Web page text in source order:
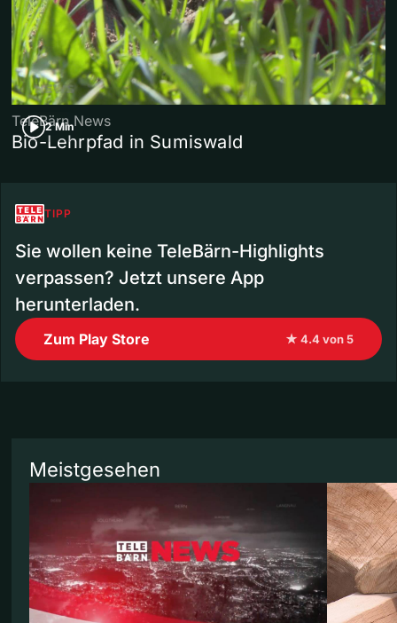
2 Min
TeleBärn News
Bio-Lehrpfad in Sumiswald
TIPP
Sie wollen keine TeleBärn-Highlights
verpassen? Jetzt unsere App
herunterladen.
Zum Play Store ★ 4.4 von 5
Meistgesehen